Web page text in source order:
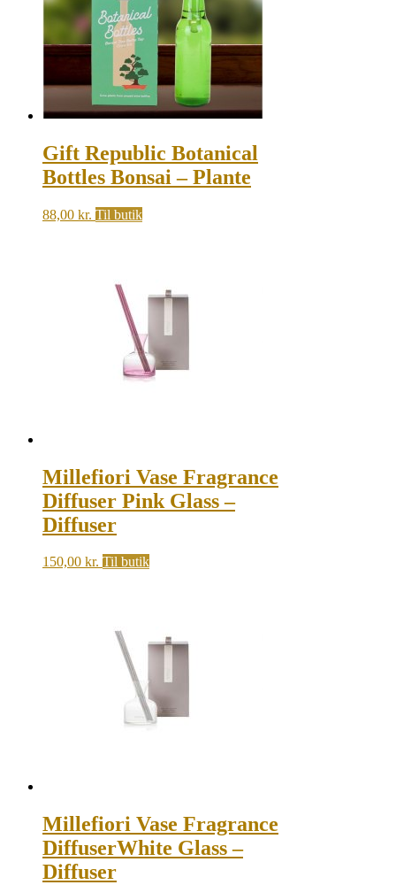
Gift Republic Botanical
Bottles Bonsai – Plante
88,00 kr. Til butik
Millefiori Vase Fragrance
Diffuser Pink Glass –
Diffuser
150,00 kr. Til butik
Millefiori Vase Fragrance
DiffuserWhite Glass –
Diffuser